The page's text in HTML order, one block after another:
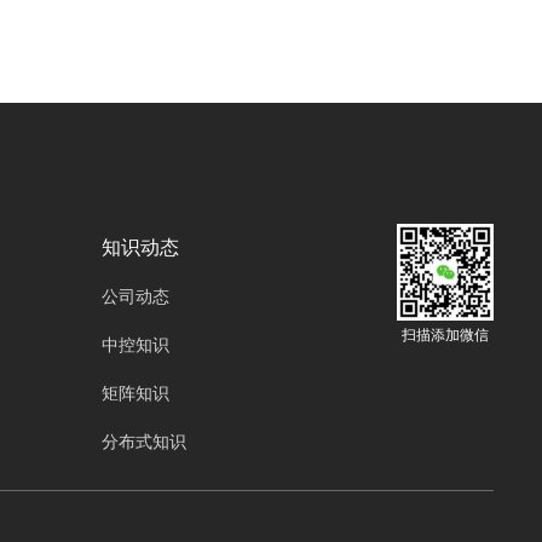
知识动态
公司动态
中控知识
矩阵知识
分布式知识
扫描添加微信